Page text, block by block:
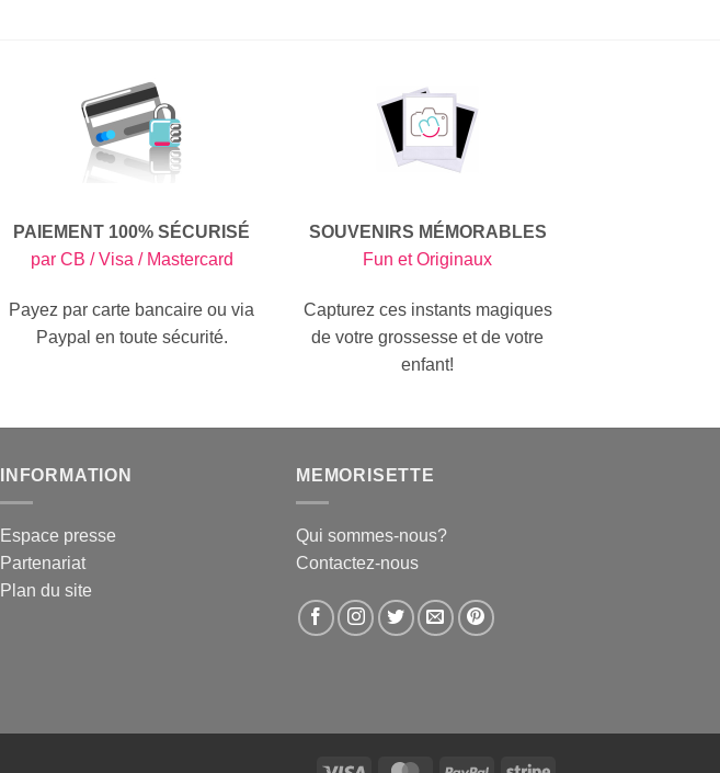
PAIEMENT 100% SÉCURISÉ
par CB / Visa / Mastercard
Payez par carte bancaire ou via
Paypal en toute sécurité.
SOUVENIRS MÉMORABLES
Fun et Originaux
Capturez ces instants magiques
de votre grossesse et de votre
enfant!
INFORMATION
Espace presse
Partenariat
Plan du site
MEMORISETTE
Qui sommes-nous?
Contactez-nous